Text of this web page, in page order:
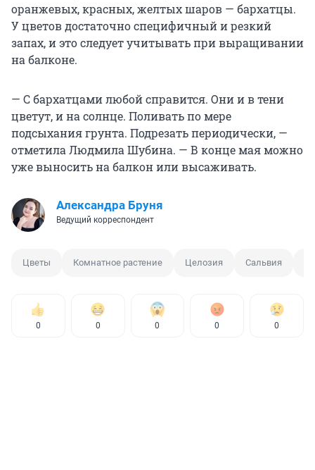
оранжевых, красных, желтых шаров — бархатцы.
У цветов достаточно специфичный и резкий
запах, и это следует учитывать при выращивании
на балконе.
— С бархатцами любой справится. Они и в тени
цветут, и на солнце. Поливать по мере
подсыхания грунта. Подрезать периодически, —
отметила Людмила Шубина. — В конце мая можно
уже выносить на балкон или высаживать.
Александра Бруня
Ведущий корреспондент
Цветы Комнатное растение Целозия Сальвия
0 0 0 0 0